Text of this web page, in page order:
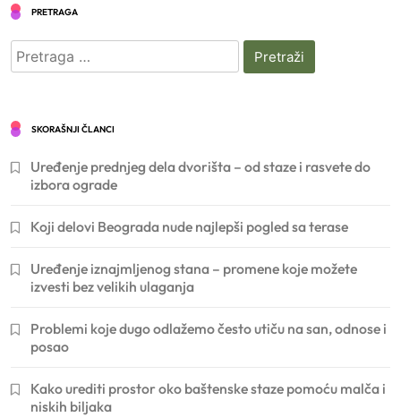
PRETRAGA
Pretraga
za:
SKORAŠNJI ČLANCI
Uređenje prednjeg dela dvorišta – od staze i rasvete do
izbora ograde
Koji delovi Beograda nude najlepši pogled sa terase
Uređenje iznajmljenog stana – promene koje možete
izvesti bez velikih ulaganja
Problemi koje dugo odlažemo često utiču na san, odnose i
posao
Kako urediti prostor oko baštenske staze pomoću malča i
niskih biljaka